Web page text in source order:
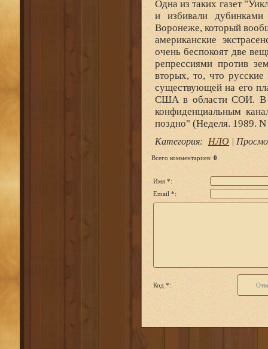
Категория: НЛО |
Всего комментариев: 0
Имя *:
Email *:
Код *: